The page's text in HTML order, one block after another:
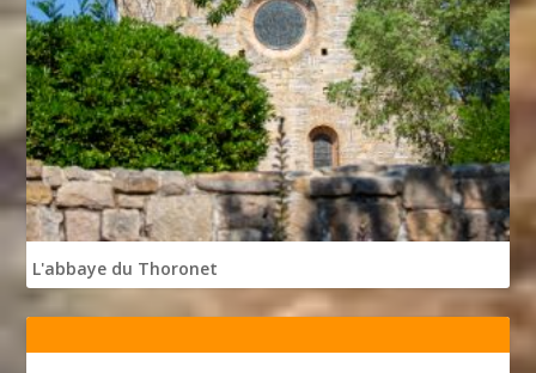
L'abbaye du Thoronet